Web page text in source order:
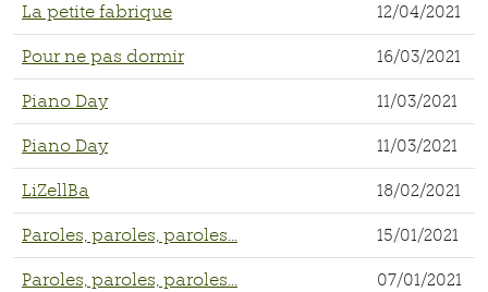
La petite fabrique 12/04/2021
Pour ne pas dormir 16/03/2021
Piano Day 11/03/2021
Piano Day 11/03/2021
LiZellBa 18/02/2021
Paroles, paroles, paroles... 15/01/2021
Paroles, paroles, paroles... 07/01/2021